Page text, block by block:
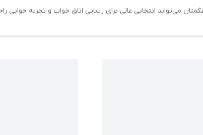
می‌تواند انتخابی عالی برای زیبایی اتاق خواب و تجربه خوابی